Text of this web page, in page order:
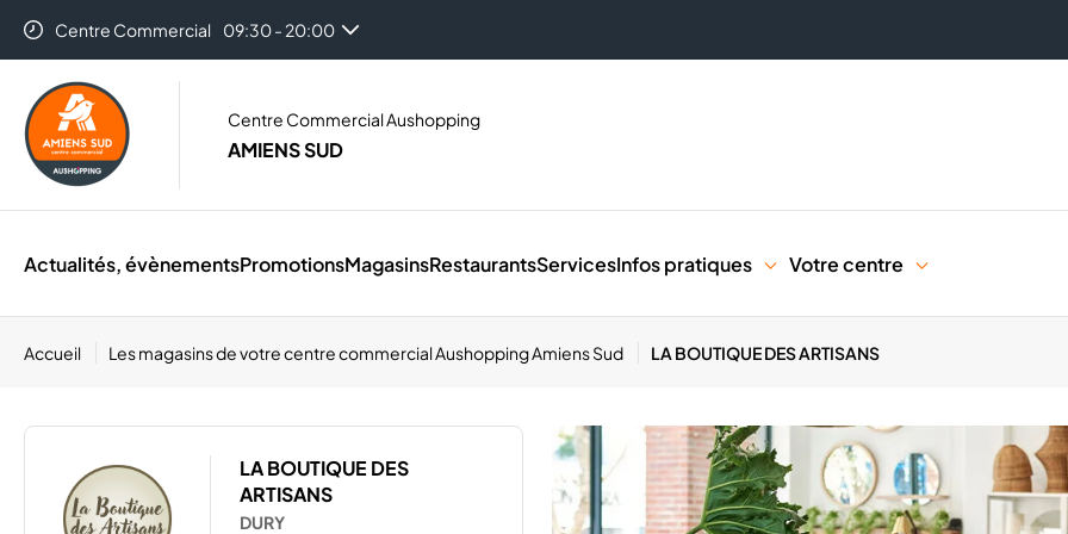
Centre Commercial
09:30 - 20:00
Auchan Amiens 08:30 - 21:00
Centre Commercial Aushopping
AMIENS SUD
Actualités, évènementsPromotionsMagasinsRestaurantsServicesInfos pratiques Votre centre
Accueil Les magasins de votre centre commercial Aushopping Amiens Sud LA BOUTIQUE DES ARTISANS
LA BOUTIQUE DES
ARTISANS
DURY